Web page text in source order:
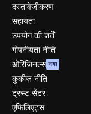
दस्तावेज़ीकरण
सहायता
उपयोग की शर्तें
गोपनीयता नीति
ओरिजिनल्स नया
कुकीज़ नीति
ट्रस्ट सेंटर
एफिलिएट्स